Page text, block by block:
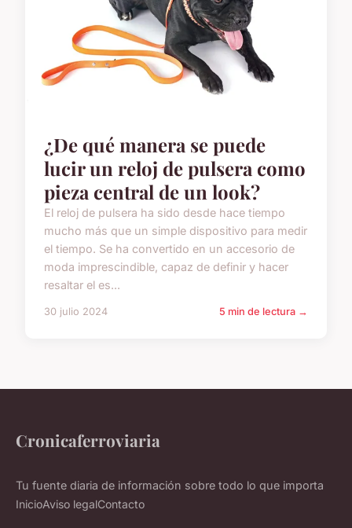
¿De qué manera se puede
lucir un reloj de pulsera como
pieza central de un look?
El reloj de pulsera ha sido desde hace tiempo
mucho más que un simple dispositivo para medir
el tiempo. Se ha convertido en un accesorio de
moda imprescindible, capaz de definir y hacer
resaltar el es...
30 julio 2024 5 min de lectura →
Cronicaferroviaria
Tu fuente diaria de información sobre todo lo que importa
InicioAviso legalContacto